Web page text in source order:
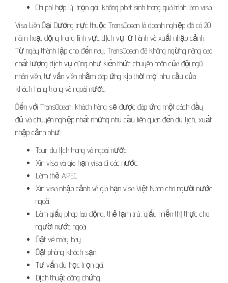
Chi phí hợp lý, trọn gói, không phát sinh trong quá trình làm visa.
Visa Liên Đại Dương trực thuộc TransOcean là doanh nghiệp đã có 20
năm hoạt động trong lĩnh vực dịch vụ lữ hành và xuất nhập cảnh.
Từ ngày thành lập cho đến nay, TransOcean đã không ngừng nâng cao
chất lượng dịch vụ cũng như kiến thức chuyên môn của đội ngũ
nhân viên, tư vấn viên nhằm đáp ứng kịp thời mọi nhu cầu của
khách hàng trong và ngoài nước.
Đến với TransOcean, khách hàng sẽ được đáp ứng một cách đầy
đủ và chuyên nghiệp nhất những nhu cầu liên quan đến du lịch, xuất
nhập cảnh như:
Tour du lịch trong và ngoài nước
Xin visa và gia hạn visa đi các nước.
Làm thẻ APEC
Xin visa nhập cảnh và gia hạn visa Việt Nam cho người nước
ngoài.
Làm giấy phép lao động, thẻ tạm trú, giấy miễn thị thực cho
người nước ngoài.
Đặt vé máy bay.
Đặt phòng khách sạn.
Tư vấn du học trọn gói.
Dịch thuật công chứng.